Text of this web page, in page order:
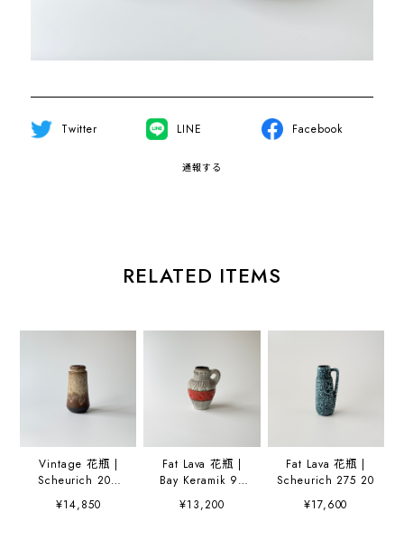
Twitter LINE Facebook
通報する
RELATED ITEMS
Vintage 花瓶 |
Scheurich 209
18
¥14,850
Fat Lava 花瓶 |
Bay Keramik 95
17
¥13,200
Fat Lava 花瓶 |
Scheurich 275 20
¥17,600